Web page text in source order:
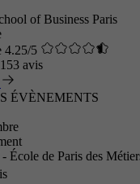
of Business Paris
4.25/5
153 avis
ÉVÈNEMENTS
École de Paris des